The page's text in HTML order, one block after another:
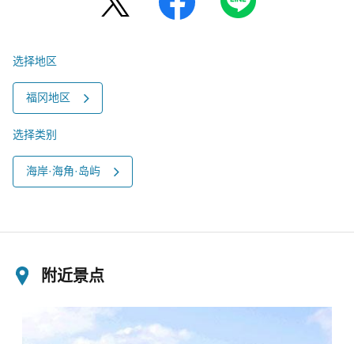
选择地区
福冈地区
选择类别
海岸·海角·岛屿
附近景点